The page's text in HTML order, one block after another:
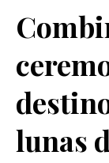
lunas